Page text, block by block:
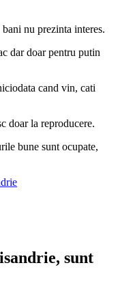
nu prezinta interes.
dar doar pentru putin
cand vin, cati
doar la reproducere.
bune sunt ocupate,
sunt